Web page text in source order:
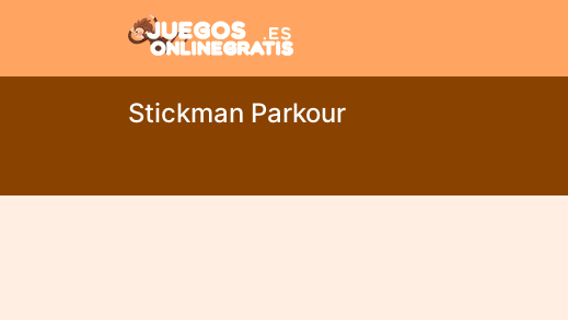
Stickman Parkour